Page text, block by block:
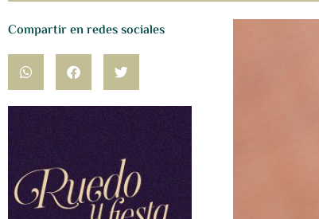
Compartir en redes sociales